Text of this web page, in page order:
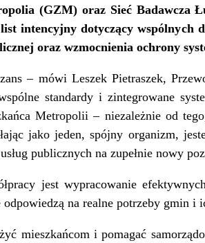
(GZM) oraz Sieć
intencyjny dotyczący wspólnych
oraz wzmocnienia ochrony
– mówi Leszek Pietraszek,
standardy i zintegrowane
Metropolii – niezależnie od
jako jeden, spójny organizm,
publicznych na zupełnie nowy
jest wypracowanie
na realne potrzeby gmin i
mieszkańcom i pomagać